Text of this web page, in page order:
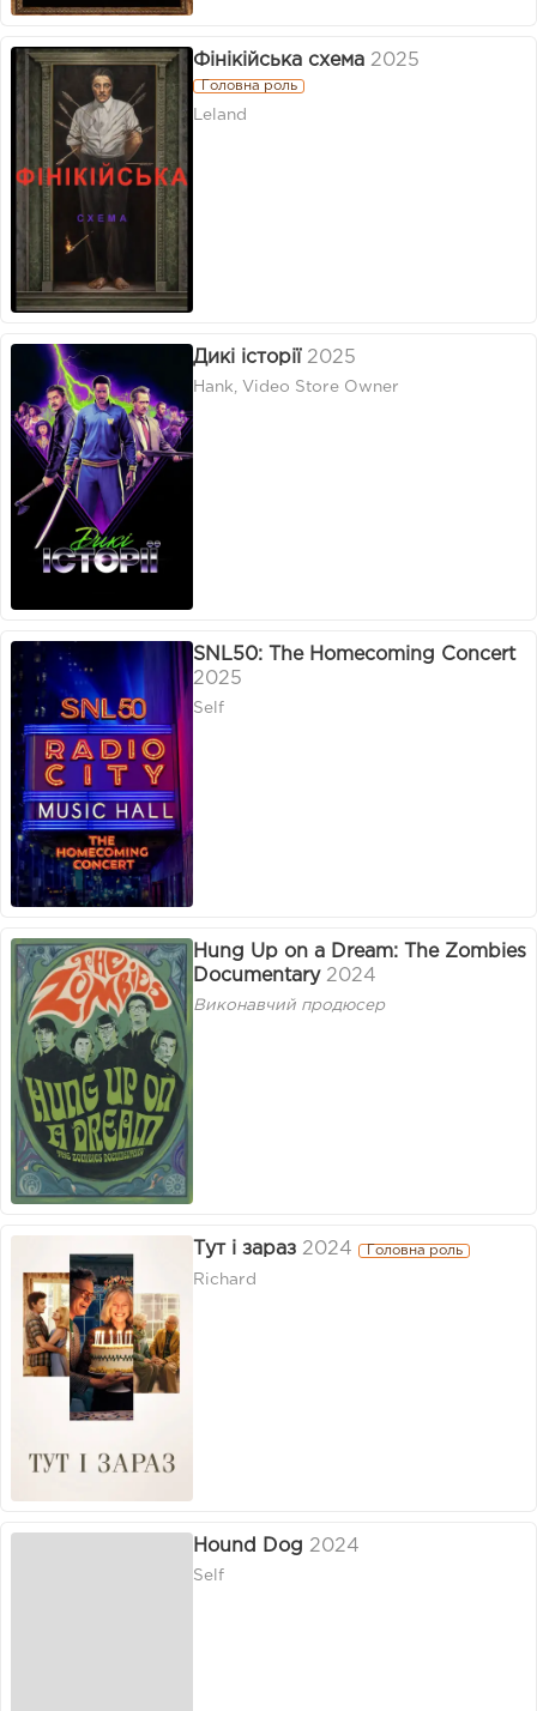
Фінікійська схема 2025
Головна роль
Leland
Дикі історії 2025
Hank, Video Store Owner
SNL50: The Homecoming Concert
2025
Self
Hung Up on a Dream: The Zombies
Documentary 2024
Виконавчий продюсер
Тут і зараз 2024 Головна роль
Richard
Hound Dog 2024
Self